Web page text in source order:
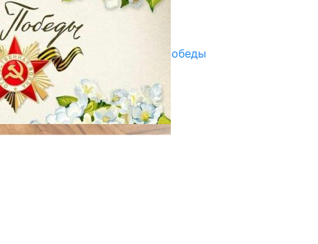
Улуу Жеңиштин жандуу сөзү
29.04.2025
Награды в преддверии Дня Победы
29.04.2025